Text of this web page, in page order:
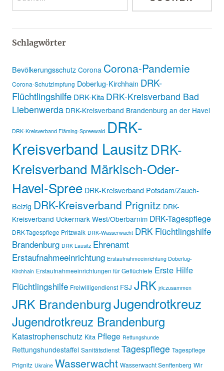
Schlagwörter
Bevölkerungsschutz Corona Corona-Pandemie
Corona-Schutzimpfung Doberlug-Kirchhain DRK-
Flüchtlingshilfe DRK-Kita DRK-Kreisverband Bad
Liebenwerda DRK-Kreisverband Brandenburg an der Havel
DRK-Kreisverband Fläming-Spreewald DRK-
Kreisverband LausitzDRK-
Kreisverband Märkisch-Oder-
Havel-Spree DRK-Kreisverband Potsdam/Zauch-
Belzig DRK-Kreisverband Prignitz DRK-
Kreisverband Uckermark West/Oberbarnim DRK-Tagespflege
DRK-Tagespflege Pritzwalk DRK-Wasserwacht DRK Flüchtlingshilfe
Brandenburg DRK Lausitz Ehrenamt
Erstaufnahmeeinrichtung Erstaufnahmeeinrichtung Doberlug-
Kirchhain Erstaufnahmeeinrichtungen für Geflüchtete Erste Hilfe
Flüchtlingshilfe Freiwilligendienst FSJ JRK jrk:zusammen
JRK BrandenburgJugendrotkreuz
Jugendrotkreuz Brandenburg
Katastrophenschutz Kita Pflege Rettungshunde
Rettungshundestaffel Sanitätsdienst Tagespflege Tagespflege
Prignitz Ukraine Wasserwacht Wasserwacht Senftenberg Wir